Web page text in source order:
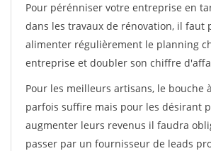
Pour pérénniser votre entreprise en
dans les travaux de rénovation, il faut
alimenter régulièrement le planning
entreprise et doubler son chiffre
Pour les meilleurs artisans, le bouche
parfois suffire mais pour les désirant
augmenter leurs revenus il faudra
passer par un fournisseur de leads